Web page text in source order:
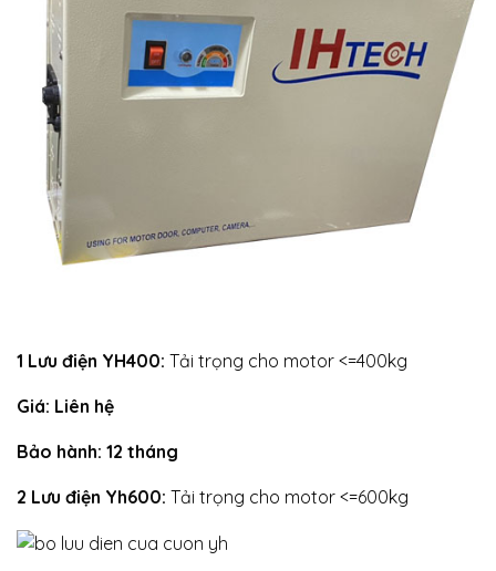
1 Lưu điện YH400: Tải trọng cho motor <=400kg
Giá: Liên hệ
Bảo hành: 12 tháng
2 Lưu điện Yh600: Tải trọng cho motor <=600kg